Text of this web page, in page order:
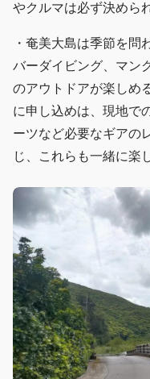
やクルマは必ず決めら
・奄美大島は季節を問
バーダイビング、マン
のアウトドアが楽しめ
に申し込めは、現地で
ーツなど必要なギアの
じ、これらも一緒に楽